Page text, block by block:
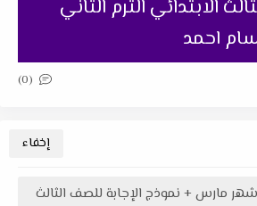
الابتدائي الترم الثاني
(0)
شهر مارس + نموذج الإجابة للصف الثالث